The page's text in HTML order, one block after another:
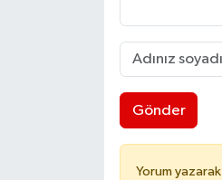
Gönder
Yorum yazarak